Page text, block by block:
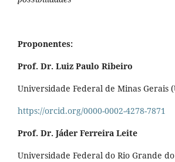
Proponentes:
Prof. Dr. Luiz Paulo Ribeiro
Universidade Federal de Minas Gerais
https://orcid.org/0000-0002-4278-7871
Prof. Dr. Jáder Ferreira Leite
Universidade Federal do Rio Grande